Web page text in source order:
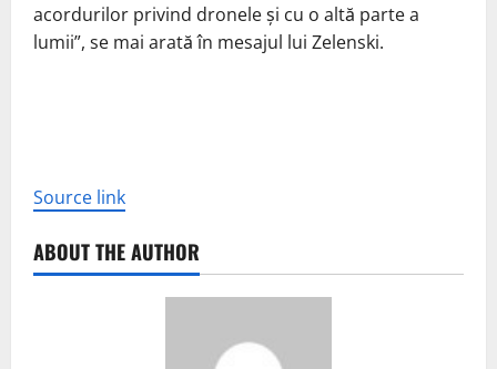
acordurilor privind dronele și cu o altă parte a
lumii”, se mai arată în mesajul lui Zelenski.
Source link
ABOUT THE AUTHOR